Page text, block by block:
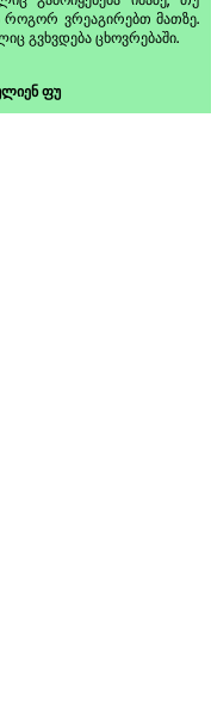
ვრეაგირებთ მათზე.
გვხვდება ცხოვრებაში.
ფუ